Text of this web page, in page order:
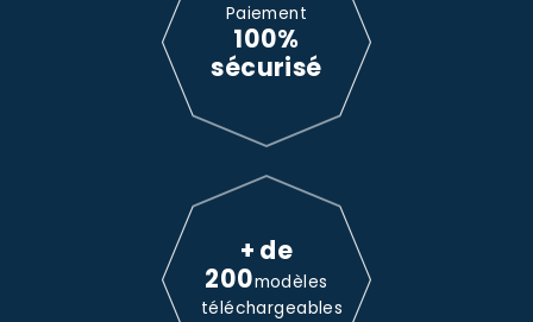
Paiement
100%
sécurisé
+ de
200modèles
téléchargeables